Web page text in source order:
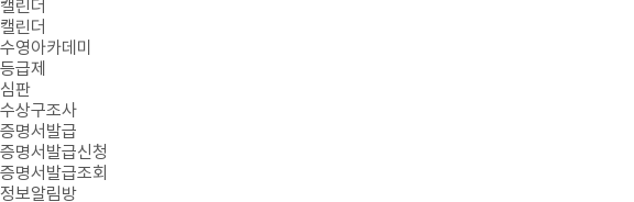
캘린더
캘린더
수영아카데미
등급제
심판
수상구조사
증명서발급
증명서발급신청
증명서발급조회
정보알림방